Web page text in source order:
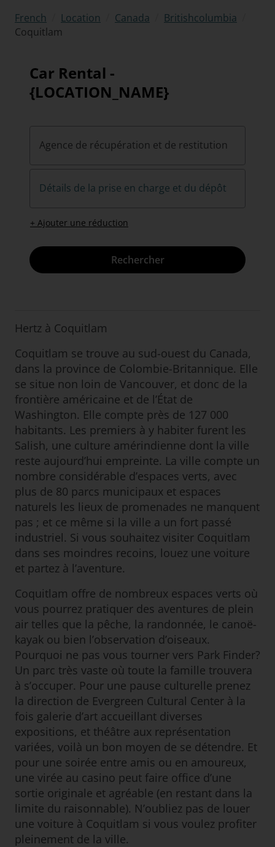
French Location Canada Britishcolumbia
Coquitlam
Car Rental -
{LOCATION_NAME}
Agence de récupération et de restitution
Détails de la prise en charge et du dépôt
+ Ajouter une réduction
Rechercher
Hertz à Coquitlam
Coquitlam se trouve au sud-ouest du Canada,
dans la province de Colombie-Britannique. Elle
se situe non loin de Vancouver, et donc de la
frontière américaine et de l’État de
Washington. Elle compte près de 127 000
habitants. Les premiers à y habiter furent les
Salish, une culture amérindienne dont la ville
reste aujourd’hui empreinte. La ville compte un
nombre considérable d’espaces verts, avec
plus de 80 parcs municipaux et espaces
naturels les lieux de promenades ne manquent
pas ; et ce même si la ville a un fort passé
industriel. Si vous souhaitez visiter Coquitlam
dans ses moindres recoins, louez une voiture
et partez à l’aventure.
Coquitlam offre de nombreux espaces verts où
vous pourrez pratiquer des aventures de plein
air telles que la pêche, la randonnée, le canoë-
kayak ou bien l’observation d’oiseaux.
Pourquoi ne pas vous tourner vers Park Finder?
Un parc très vaste où toute la famille trouvera
à s’occuper. Pour une pause culturelle prenez
la direction de Evergreen Cultural Center à la
fois galerie d’art accueillant diverses
expositions, et théâtre aux représentation
variées, voilà un bon moyen de se détendre. Et
pour une soirée entre amis ou en amoureux,
une virée au casino peut faire office d’une
sortie originale et agréable (en restant dans la
limite du raisonnable). N’oubliez pas de louer
une voiture à Coquitlam si vous voulez profiter
pleinement de la ville.